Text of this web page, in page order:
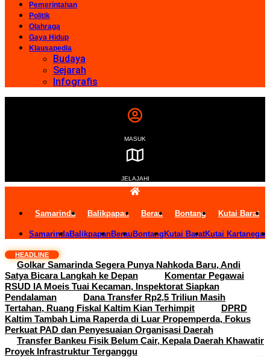
Pemerintahan
Politik
Olahraga
Gaya Hidup
Klausapedia
Budaya
Sejarah
Infografis
MASUK
JELAJAHI
Samarinda Balikpapan Berau Bontang Kutai Barat
SamarindaBalikpapanBerau Bontang Kutai BaratKutai
HEADLINE
Golkar Samarinda Segera Punya Nahkoda Baru, Andi
Satya Bicara Langkah ke Depan
Komentar Pegawai
RSUD IA Moeis Tuai Kecaman, Inspektorat Siapkan
Pendalaman
Dana Transfer Rp2,5 Triliun Masih
Tertahan, Ruang Fiskal Kaltim Kian Terhimpit
DPRD
Kaltim Tambah Lima Raperda di Luar Propemperda, Fokus
Perkuat PAD dan Penyesuaian Organisasi Daerah
Transfer Bankeu Fisik Belum Cair, Kepala Daerah Khawatir
Proyek Infrastruktur Terganggu